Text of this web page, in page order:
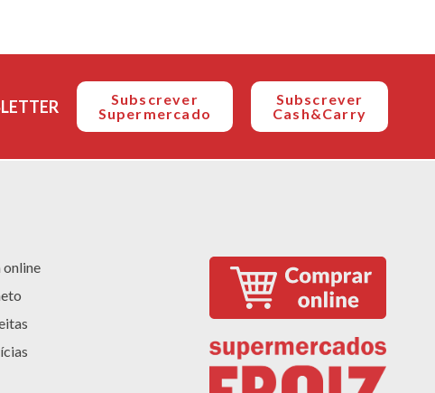
Subscrever
Supermercado
Subscrever
Cash&Carry
online